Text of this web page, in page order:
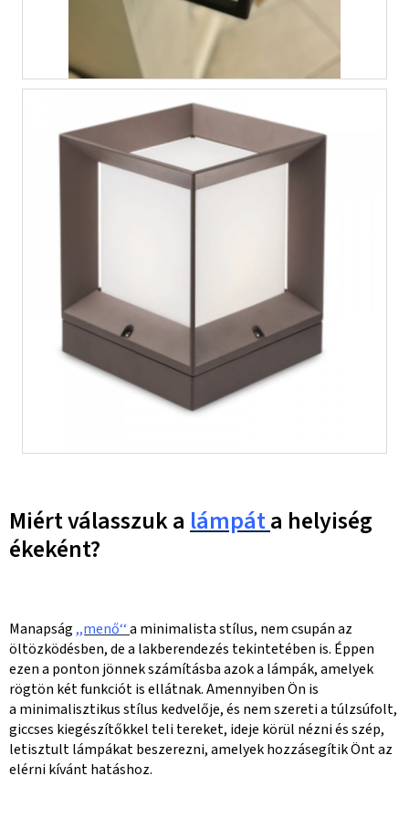
Miért válasszuk a lámpáta helyiség
ékeként?
Manapság ,,menő‘‘a minimalista stílus, nem csupán az
öltözködésben, de a lakberendezés tekintetében is. Éppen
ezen a ponton jönnek számításba azok a lámpák, amelyek
rögtön két funkciót is ellátnak. Amennyiben Ön is
a minimalisztikus stílus kedvelője, és nem szereti a túlzsúfolt,
giccses kiegészítőkkel teli tereket, ideje körül nézni és szép,
letisztult lámpákat beszerezni, amelyek hozzásegítik Önt az
elérni kívánt hatáshoz.